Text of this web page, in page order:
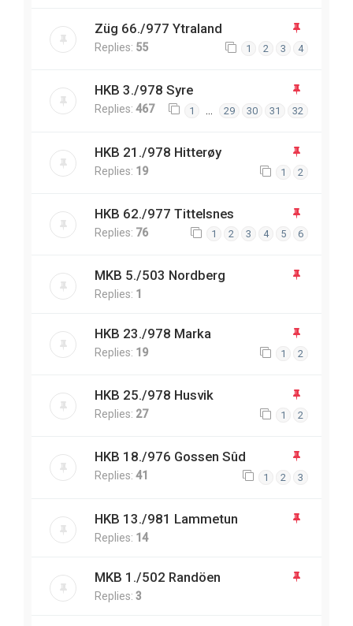
Züg 66./977 Ytraland
Replies: 55 1 2 3 4
HKB 3./978 Syre
Replies: 467 1 29 30 31 32
HKB 21./978 Hitterøy
Replies: 19 1 2
HKB 62./977 Tittelsnes
Replies: 76 1 2 3 4 5 6
MKB 5./503 Nordberg
Replies: 1
HKB 23./978 Marka
Replies: 19 1 2
HKB 25./978 Husvik
Replies: 27 1 2
HKB 18./976 Gossen Sûd
Replies: 41 1 2 3
HKB 13./981 Lammetun
Replies: 14
MKB 1./502 Randöen
Replies: 3